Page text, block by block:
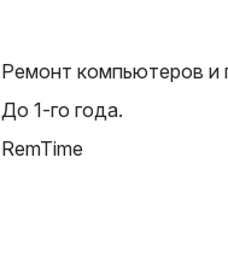
Ремонт компьютеров и
До 1-го года.
RemTime